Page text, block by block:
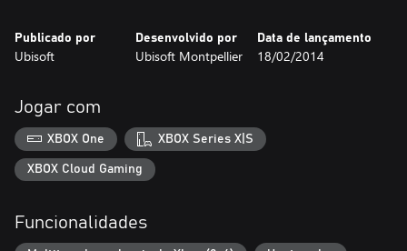
Publicado por
Ubisoft
Desenvolvido por
Ubisoft Montpellier
Data de lançamento
18/02/2014
Jogar com
XBOX One XBOX Series X|S
XBOX Cloud Gaming
Funcionalidades